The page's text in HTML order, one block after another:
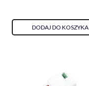
DODAJ DO KOSZYKA